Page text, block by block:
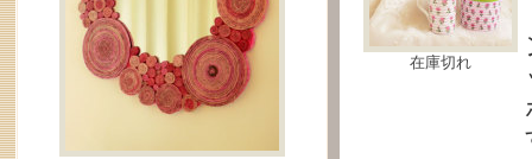
在庫切れ